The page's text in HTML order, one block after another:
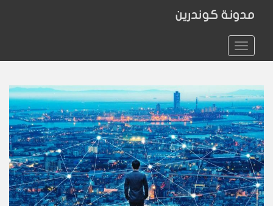
t
مدونة كوندرين
TOGGLE NAVIGATION